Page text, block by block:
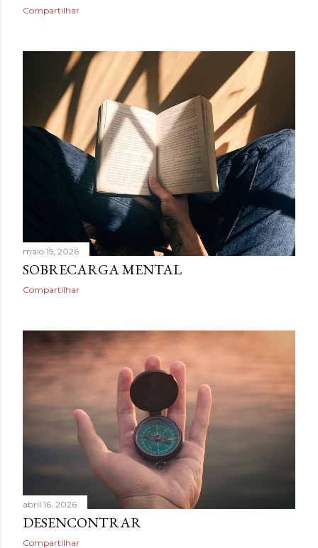
Compartilhar
maio 15, 2026
SOBRECARGA MENTAL
Compartilhar
abril 16, 2026
DESENCONTRAR
Compartilhar